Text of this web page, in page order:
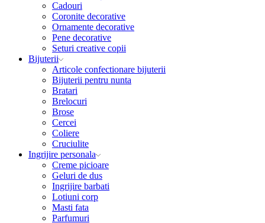
Cadouri
Coronite decorative
Ornamente decorative
Pene decorative
Seturi creative copii
Bijuterii
Articole confectionare bijuterii
Bijuterii pentru nunta
Bratari
Brelocuri
Brose
Cercei
Coliere
Cruciulite
Ingrijire personala
Creme picioare
Geluri de dus
Ingrijire barbati
Lotiuni corp
Masti fata
Parfumuri